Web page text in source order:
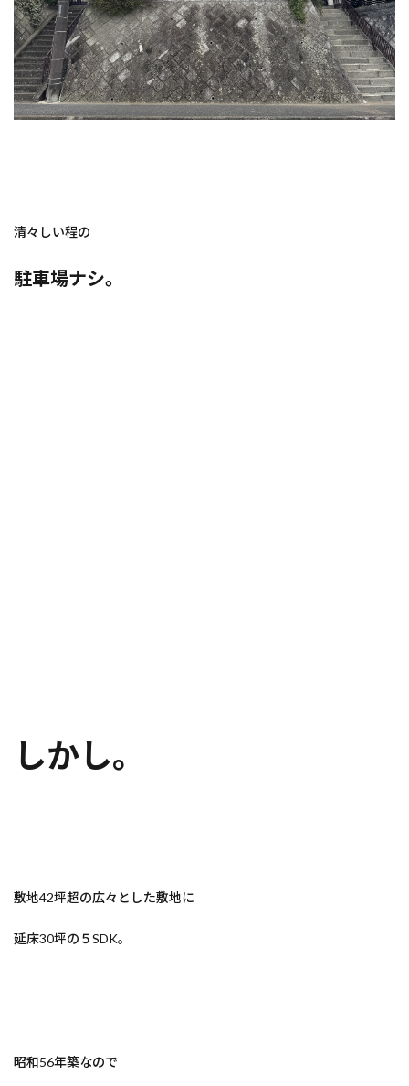
清々しい程の
駐車場ナシ。
しかし。
敷地42坪超の広々とした敷地に
延床30坪の５SDK。
昭和56年築なので